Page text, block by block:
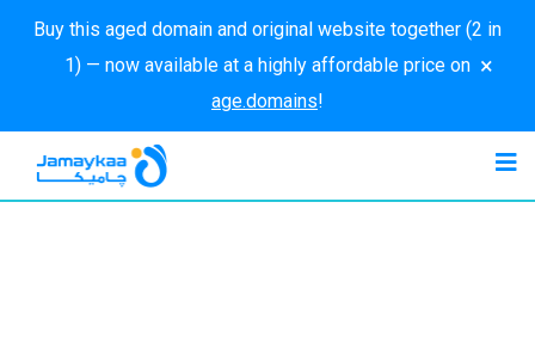
Buy this aged domain and original website together (2 in
1) — now available at a highly affordable price on
age.domains!
×